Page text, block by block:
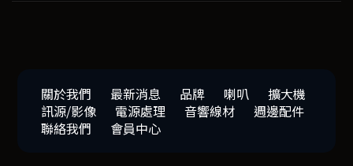
關於我們 最新消息 品牌 喇叭
擴大機
訊源/影像
電源處理 音響線材
週邊配件
聯絡我們
會員中心